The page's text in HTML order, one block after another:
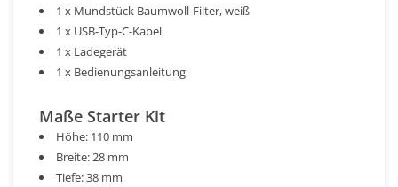
1 x Mundstück Baumwoll-Filter, weiß
1 x USB-Typ-C-Kabel
1 x Ladegerät
1 x Bedienungsanleitung
Maße Starter Kit
Höhe: 110 mm
Breite: 28 mm
Tiefe: 38 mm